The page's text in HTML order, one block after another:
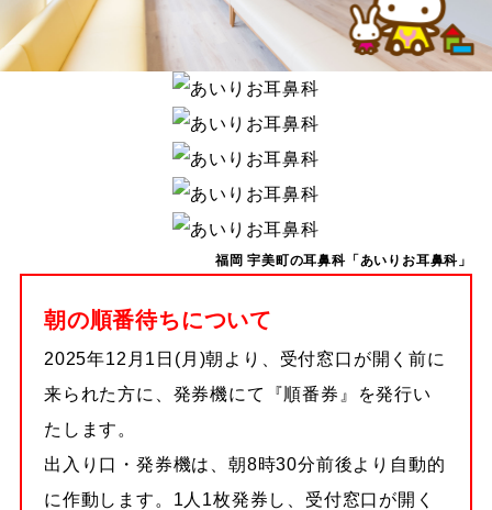
福岡 宇美町の耳鼻科「あいりお耳鼻科」
朝の順番待ちについて
2025年12月1日(月)朝より、受付窓口が開く前に
来られた方に、発券機にて『順番券』を発行い
たします。
出入り口・発券機は、朝8時30分前後より自動的
に作動します。1人1枚発券し、受付窓口が開く